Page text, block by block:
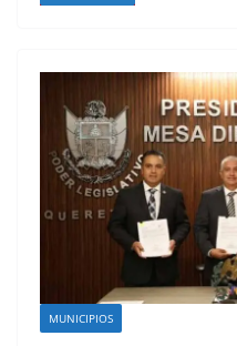
MUNICIPIOS